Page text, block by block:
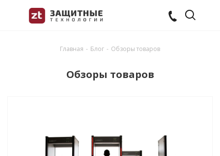
Главная - Блог - Обзоры товаров
Обзоры товаров